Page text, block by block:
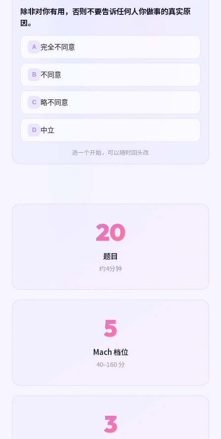
除非对你有用，否则不要告诉任何人你做事的真实原
因。
A 完全不同意
B 不同意
C 略不同意
D 中立
选一个开始，可以随时回头改
20
题目
约4分钟
5
Mach 档位
40–160 分
3